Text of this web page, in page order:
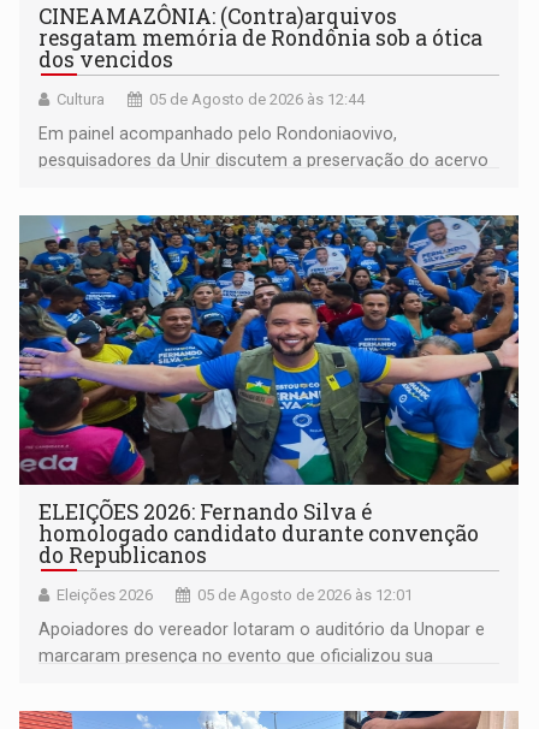
CINEAMAZÔNIA: (Contra)arquivos
resgatam memória de Rondônia sob a ótica
dos vencidos
Cultura 05 de Agosto de 2026 às 12:44
Em painel acompanhado pelo Rondoniaovivo,
pesquisadores da Unir discutem a preservação do acervo
memória como bússola para o futuro
ELEIÇÕES 2026: Fernando Silva é
homologado candidato durante convenção
do Republicanos
Eleições 2026 05 de Agosto de 2026 às 12:01
Apoiadores do vereador lotaram o auditório da Unopar e
marcaram presença no evento que oficializou sua